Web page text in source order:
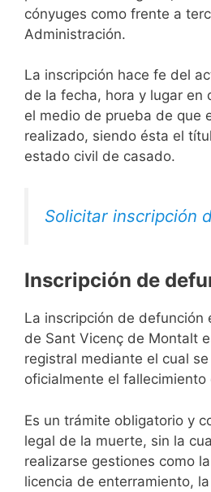
cónyuges como frente a
Administración.
La inscripción hace fe del
de la fecha, hora y lugar en
el medio de prueba de que
realizado, siendo ésta el
estado civil de casado.
Solicitar inscripción
Inscripción de
La inscripción de defunción
de Sant Vicenç de Montalt
registral mediante el cual
oficialmente el fallecimiento
Es un trámite obligatorio y
legal de la muerte, sin la
realizarse gestiones como
licencia de enterramiento,